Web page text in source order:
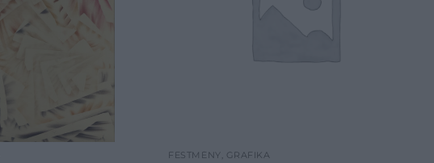
FESTMÉNY, GRAFIKA